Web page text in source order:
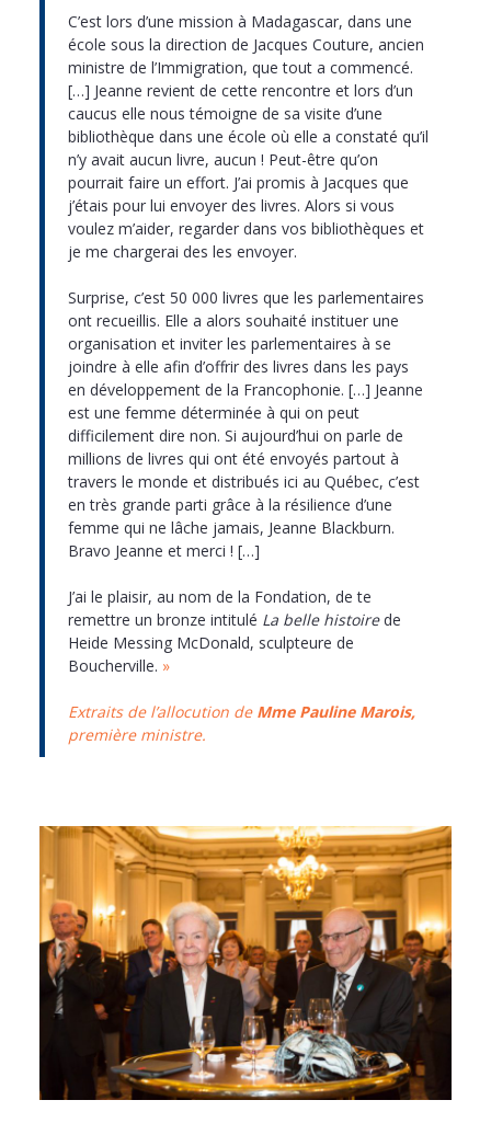
C’est lors d’une mission à Madagascar, dans une
école sous la direction de Jacques Couture, ancien
ministre de l’Immigration, que tout a commencé.
[…] Jeanne revient de cette rencontre et lors d’un
caucus elle nous témoigne de sa visite d’une
bibliothèque dans une école où elle a constaté qu’il
n’y avait aucun livre, aucun ! Peut-être qu’on
pourrait faire un effort. J’ai promis à Jacques que
j’étais pour lui envoyer des livres. Alors si vous
voulez m’aider, regarder dans vos bibliothèques et
je me chargerai des les envoyer.
Surprise, c’est 50 000 livres que les parlementaires
ont recueillis. Elle a alors souhaité instituer une
organisation et inviter les parlementaires à se
joindre à elle afin d’offrir des livres dans les pays
en développement de la Francophonie. […] Jeanne
est une femme déterminée à qui on peut
difficilement dire non. Si aujourd’hui on parle de
millions de livres qui ont été envoyés partout à
travers le monde et distribués ici au Québec, c’est
en très grande parti grâce à la résilience d’une
femme qui ne lâche jamais, Jeanne Blackburn.
Bravo Jeanne et merci ! […]
J’ai le plaisir, au nom de la Fondation, de te
remettre un bronze intitulé La belle histoirede
Heide Messing McDonald, sculpteure de
Boucherville. »
Extraits de l’allocution de Mme Pauline Marois,
première ministre.